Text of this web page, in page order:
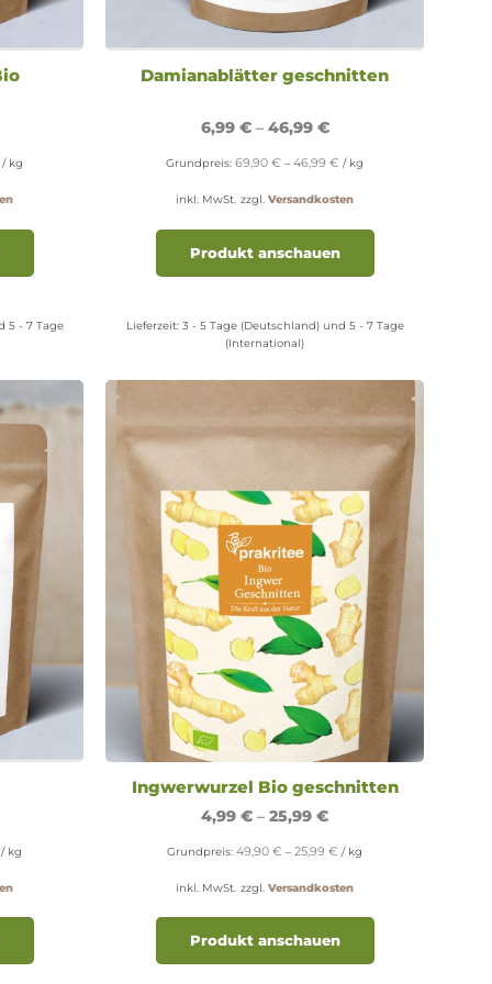
/ kg
weist
Optionen
können
auf
der
Produktseite
gewählt
werden
5 - 7 Tage
Damianablätter geschnitten
6,99 €– 46,99 €
Grundpreis: 69,90 € – 46,99 € / kg
inkl. MwSt. zzgl. Versandkosten
Produkt anschauen
weist
Optionen
auf
der
Produktseite
gewählt
werden
Lieferzeit: 3 - 5 Tage (Deutschland) und 5 - 7 Tage
(International)
/ kg
weist
Ingwerwurzel Bio geschnitten
4,99 € – 25,99 €
Grundpreis: 49,90 € – 25,99 € / kg
inkl. MwSt. zzgl. Versandkosten
Produkt anschauen
weist